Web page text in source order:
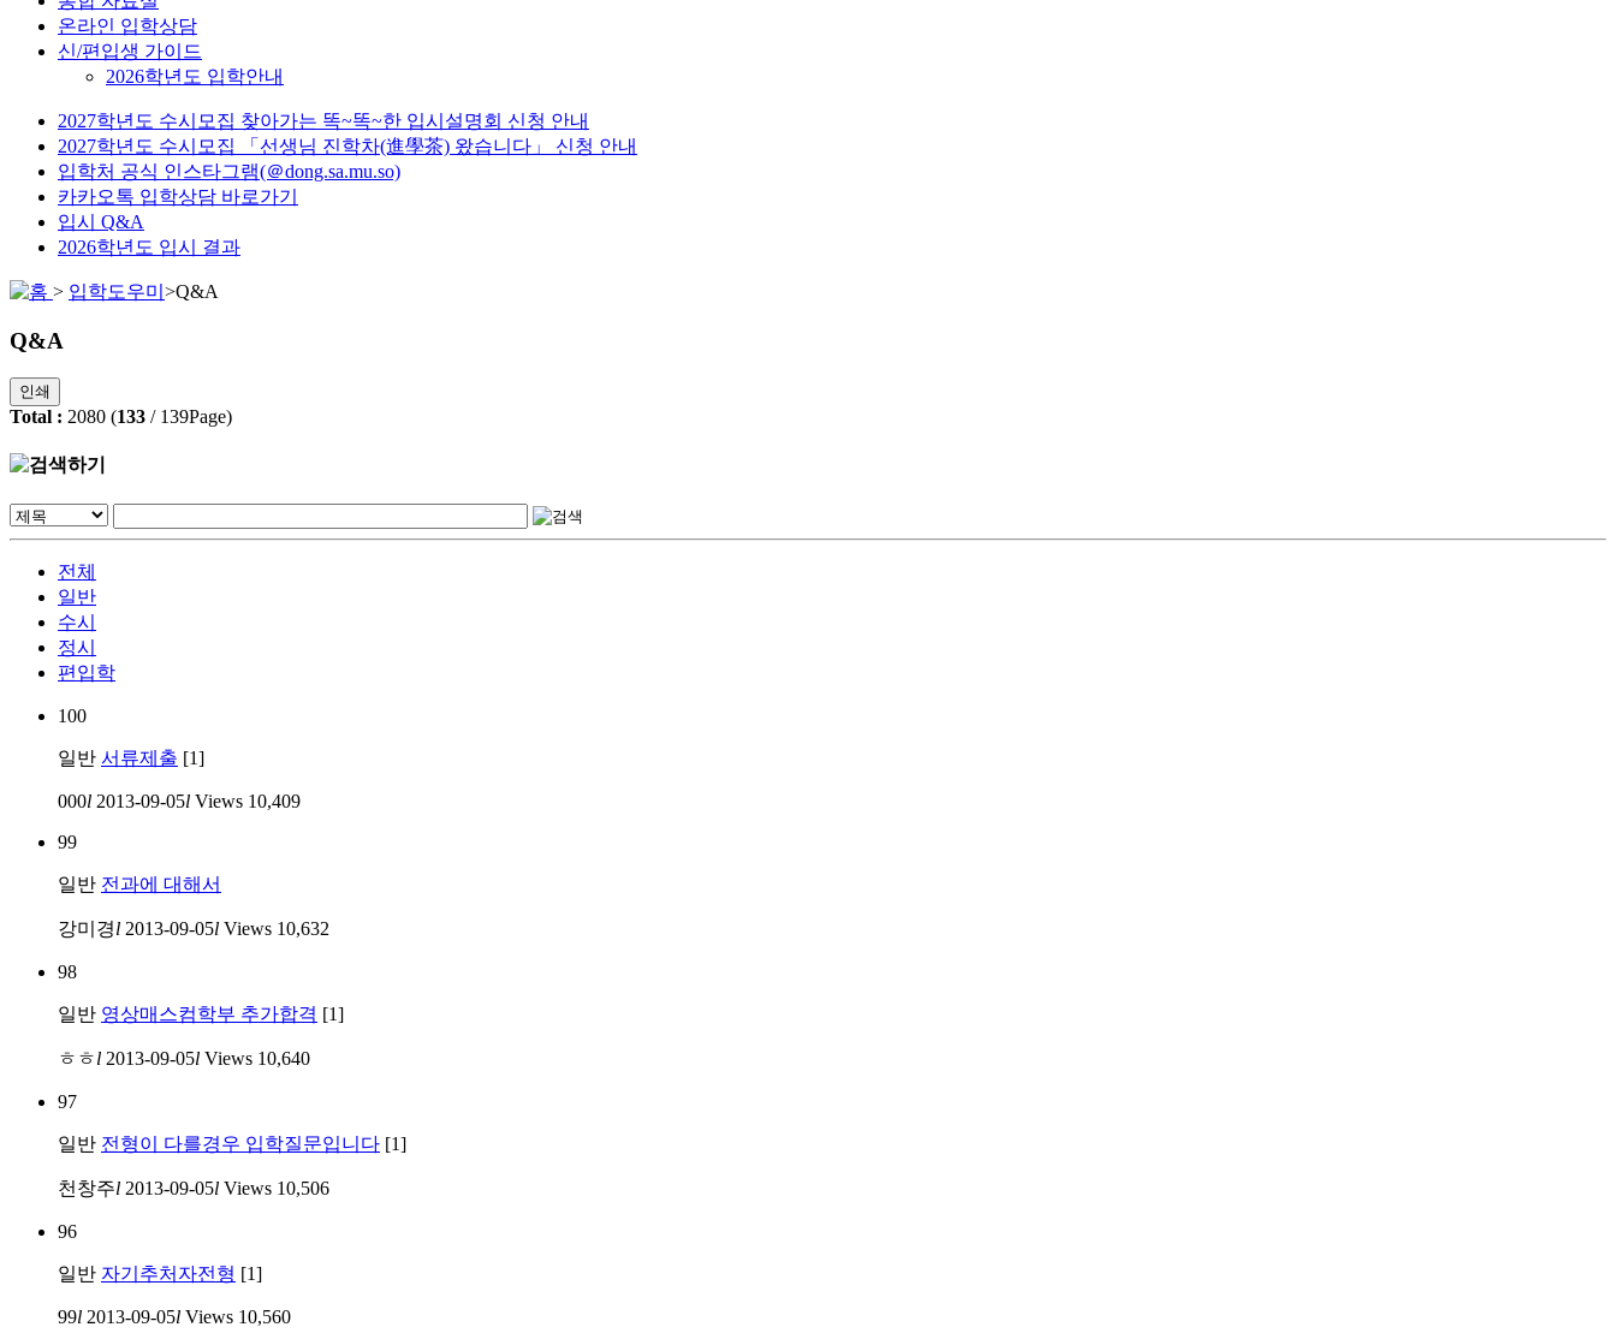
온라인 입학상담
신/편입생 가이드
2026학년도 입학안내
2027학년도 수시모집 찾아가는 똑~똑~한 입시설명회 신청 안내
2027학년도 수시모집 「선생님 진학차(進學茶) 왔습니다」 신청 안내
입학처 공식 인스타그램(＠dong.sa.mu.so)
카카오톡 입학상담 바로가기
입시 Q&A
2026학년도 입시 결과
> 입학도우미 >Q&A
Q&A
인쇄
Total : 2080 (133 / 139Page)
전체
일반
수시
정시
편입학
100
일반 서류제출 [1]
000l 2013-09-05l Views 10,409
99
일반 전과에 대해서
강미경l 2013-09-05l Views 10,632
98
일반 영상매스컴학부 추가합격 [1]
ㅎㅎl 2013-09-05l Views 10,640
97
일반 전형이 다를경우 입학질문입니다 [1]
천창주l 2013-09-05l Views 10,506
96
일반 자기추처자전형 [1]
99l 2013-09-05l Views 10,560